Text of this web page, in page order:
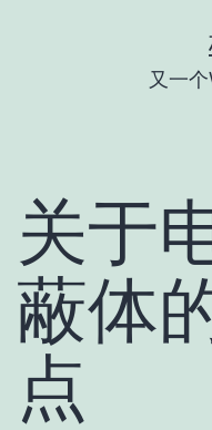
又一
关于
蔽体
点